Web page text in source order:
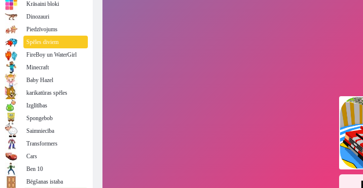
Krāsaini bloki
Dinozauri
Piedzīvojums
Spēles diviem
FireBoy un WaterGirl
Minecraft
Baby Hazel
karikatūras spēles
Izglītības
Spongebob
Saimniecība
Transformers
Cars
Ben 10
Bēgšanas istaba